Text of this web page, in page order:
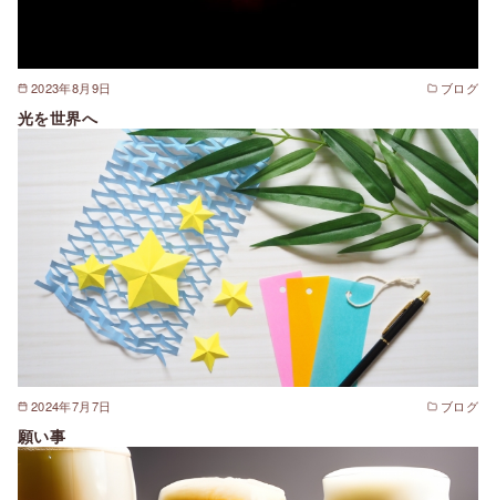
2023年8月9日 ブログ
光を世界へ
2024年7月7日 ブログ
願い事